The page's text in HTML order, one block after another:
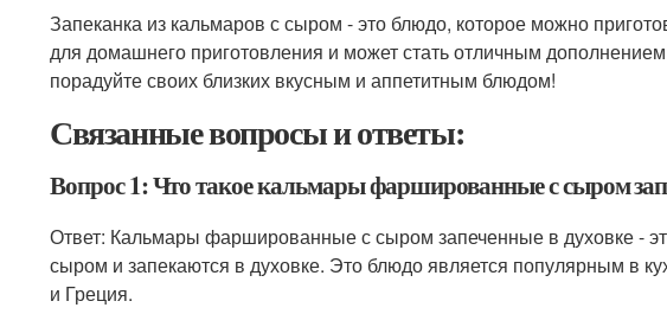
Запеканка из кальмаров с сыром - это блюдо, которое можно
для домашнего приготовления и может стать отличным
порадуйте своих близких вкусным и аппетитным блюдом!
Связанные вопросы и ответы:
Вопрос 1: Что такое кальмары фаршированные с сыром
Ответ: Кальмары фаршированные с сыром запеченные в духовке -
сыром и запекаются в духовке. Это блюдо является популярным в
и Греция.